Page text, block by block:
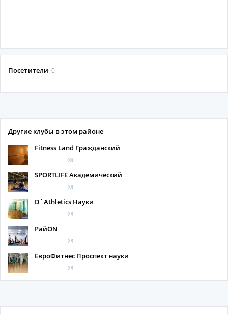
Посетители 0
Другие клубы в этом районе
Fitness Land Гражданский
(0)
SPORTLIFE Академический
(0)
D`Athletics Науки
(0)
РайON
(0)
ЕвроФитнес Проспект науки
(0)